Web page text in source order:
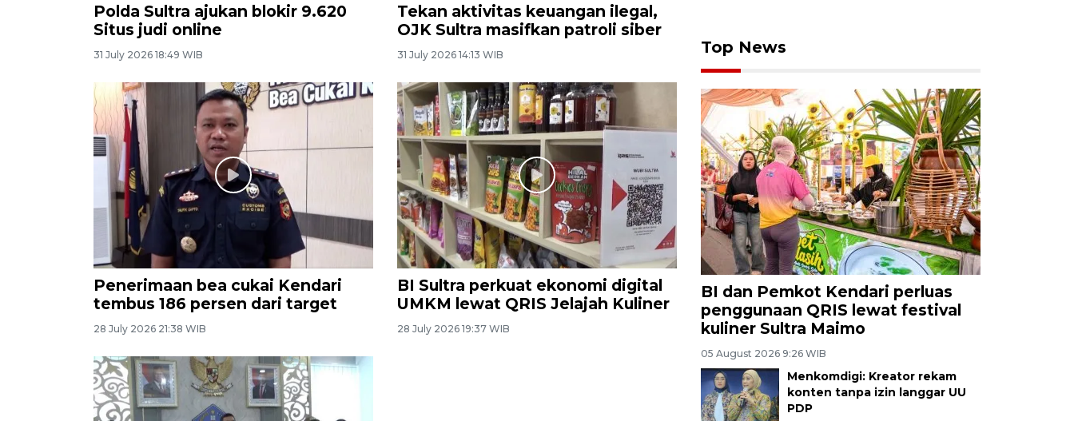
Polda Sultra ajukan blokir 9.620
Situs judi online
31 July 2026 18:49 WIB
Tekan aktivitas keuangan ilegal,
OJK Sultra masifkan patroli siber
31 July 2026 14:13 WIB
Penerimaan bea cukai Kendari
tembus 186 persen dari target
28 July 2026 21:38 WIB
BI Sultra perkuat ekonomi digital
UMKM lewat QRIS Jelajah Kuliner
28 July 2026 19:37 WIB
Top News
BI dan Pemkot Kendari perluas
penggunaan QRIS lewat festival
kuliner Sultra Maimo
05 August 2026 9:26 WIB
Menkomdigi: Kreator rekam
konten tanpa izin langgar UU
PDP